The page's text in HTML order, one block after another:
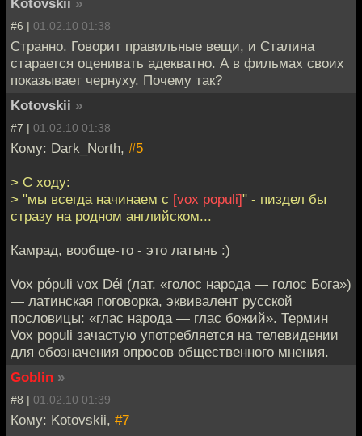
#6 | 01.02.10 01:38
Странно. Говорит правильные вещи, и Сталина
старается оценивать адекватно. А в фильмах своих
показывает чернуху. Почему так?
Kotovskii »
#7 | 01.02.10 01:38
Кому: Dark_North, #5
> C ходу:
> "мы всегда начинаем с [vox populi]" - пиздел бы
стразу на родном английском...
Камрад, вообще-то - это латынь :)
Vox pópuli vox Déi (лат. «голос народа — голос Бога»)
— латинская поговорка, эквивалент русской
пословицы: «глас народа — глас божий». Термин
Vox populi зачастую употребляется на телевидении
для обозначения опросов общественного мнения.
Goblin »
#8 | 01.02.10 01:39
Кому: Kotovskii, #7